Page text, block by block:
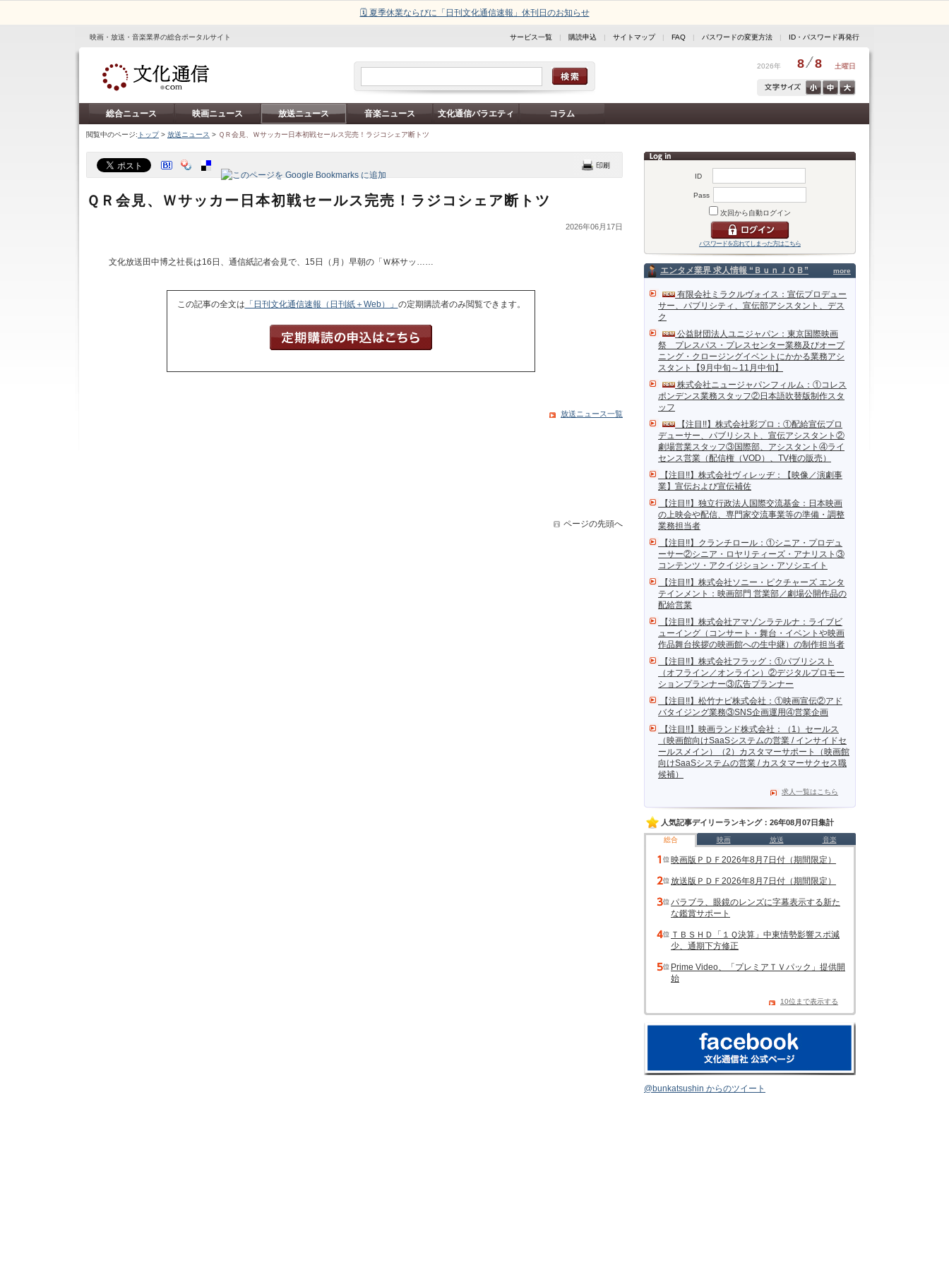
🗓️ 夏季休業ならびに「日刊文化通信速報」休刊日のお知らせ
映画・放送・音楽業界の総合ポータルサイト サービス一覧 | 購読申込 | サイトマップ| FAQ | パスワードの変更方法 | ID・パスワード再発行
2026年 8 8 土曜日
総合ニュース 映画ニュース 放送ニュース 音楽ニュース 文化通信バラエティ コラム
閲覧中のページ: トップ> 放送ニュース > ＱＲ会見、Ｗサッカー日本初戦セールス完売！ラジコシェア断トツ
ID
Pass
次回から自動ログイン
パスワードを忘れてしまった方はこちら
more
エンタメ業界 求人情報 “ＢｕｎＪＯＢ”
有限会社ミラクルヴォイス：宣伝プロデュー
サー、パブリシティ、宣伝部アシスタント、デス
ク
公益財団法人ユニジャパン：東京国際映画
祭 プレスパス・プレスセンター業務及びオープ
ニング・クロージングイベントにかかる業務アシ
スタント【9月中旬～11月中旬】
株式会社ニュージャパンフィルム：①コレス
ポンデンス業務スタッフ②日本語吹替版制作スタ
ッフ
【注目!!】株式会社彩プロ：①配給宣伝プロ
デューサー、パブリシスト、宣伝アシスタント②
劇場営業スタッフ③国際部、アシスタント④ライ
センス営業（配信権（VOD）、TV権の販売）
【注目!!】株式会社ヴィレッヂ：【映像／演劇事
業】宣伝および宣伝補佐
【注目!!】独立行政法人国際交流基金：日本映画
の上映会や配信、専門家交流事業等の準備・調整
業務担当者
【注目!!】クランチロール：①シニア・プロデュ
ーサー②シニア・ロヤリティーズ・アナリスト③
コンテンツ・アクイジション・アソシエイト
【注目!!】株式会社ソニー・ピクチャーズ エンタ
テインメント：映画部門 営業部／劇場公開作品の
配給営業
【注目!!】株式会社アマゾンラテルナ：ライブビ
ューイング（コンサート・舞台・イベントや映画
作品舞台挨拶の映画館への生中継）の制作担当者
【注目!!】株式会社フラッグ：①パブリシスト
（オフライン／オンライン）②デジタルプロモー
ションプランナー③広告プランナー
【注目!!】松竹ナビ株式会社：①映画宣伝②アド
バタイジング業務③SNS企画運用④営業企画
【注目!!】映画ランド株式会社：（1）セールス
（映画館向けSaaSシステムの営業 / インサイドセ
ールスメイン）（2）カスタマーサポート（映画館
向けSaaSシステムの営業 / カスタマーサクセス職
候補）
求人一覧はこちら
人気記事デイリーランキング：26年08月07日集計
総合 映画 放送 音楽
映画版ＰＤＦ2026年8月7日付（期間限定）
放送版ＰＤＦ2026年8月7日付（期間限定）
パラブラ、眼鏡のレンズに字幕表示する新た
な鑑賞サポート
ＴＢＳＨＤ「１Ｑ決算」中東情勢影響スポ減
少、通期下方修正
Prime Video、「プレミアＴＶパック」提供開
始
10位まで表示する
@bunkatsushin からのツイート
ＱＲ会見、Ｗサッカー日本初戦セールス完売！ラジコシェア断トツ
2026年06月17日
文化放送田中博之社長は16日、通信紙記者会見で、15日（月）早朝の「Ｗ杯サッ……
この記事の全文は 「日刊文化通信速報（日刊紙＋Web）」 の定期購読者のみ閲覧できます。
放送ニュース一覧
ページの先頭へ